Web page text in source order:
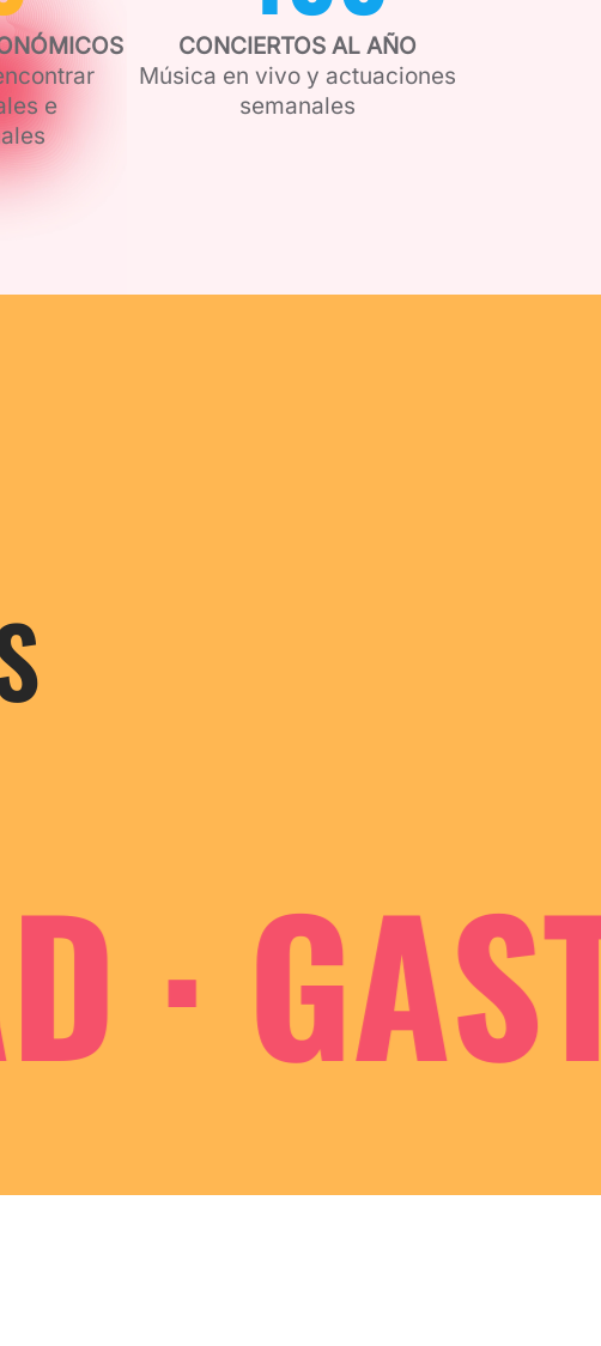
e
CONCIERTOS AL AÑO
Música en vivo y actuaciones
semanales